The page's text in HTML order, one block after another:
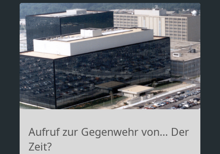
Melone!"
Aufruf zur Gegenwehr von… Der
Zeit?